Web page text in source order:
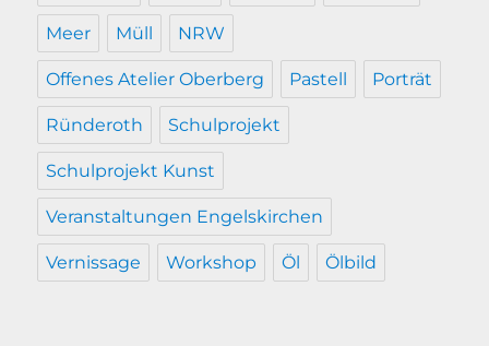
Meer Müll NRW
Offenes Atelier Oberberg Pastell Porträt
Ründeroth Schulprojekt
Schulprojekt Kunst
Veranstaltungen Engelskirchen
Vernissage Workshop Öl Ölbild